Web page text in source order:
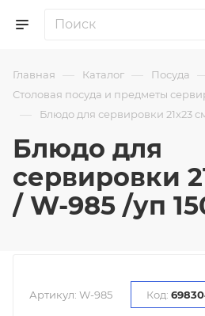
Главная — Каталог — Посуда
Столовая посуда и предметы
— Блюдо для сервировки 21х23
Блюдо для
сервировки
/ W-985 /уп
Артикул: W-985 Код: